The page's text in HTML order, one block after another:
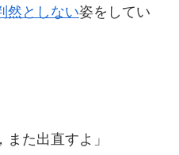
然としない姿をしてい
また出直すよ」